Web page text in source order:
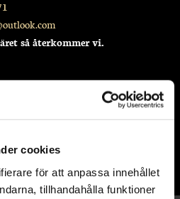
cookies
för att anpassa innehållet
tillhandahålla funktioner
så återkommer vi.
10:00 - 22:00
11:00 - 21:00